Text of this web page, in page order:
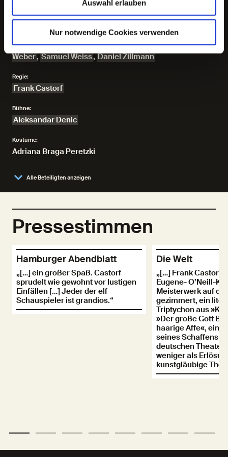
Auswahl erlauben
Nur notwendige Cookies verwenden
Es spielt
Kathrin Angerer , Paul Behren , Thelma Buabeng
Hosemann ,Charly Hübner,Abdoul Kader Traoré
Müller,Josef Ostendorf,Lilith Stangenberg,Michael
Weber,Samuel Weiss,Daniel Zillmann
Alle Beteiligten anzeigen
Regie:
Frank Castorf
Bühne:
Aleksandar Denic
Kostüme:
Adriana Braga Peretzki
Pressestimmen
Hamburger Abendblatt
„[…] ein großer Spaß. Castorf
sprudelt wie gewohnt vor lustigen
Einfällen […] Jeder der elf
Schauspieler ist grandios.“
Die Welt
„[…] Frank Castorf
Eugene- O’Neill-
Meisterwerk auf
gezimmert, ein
Triptychon aus
»Der große Gott
haarige Affe«,
seines Schaffens
deutschen
weniger als
kunstgläubige